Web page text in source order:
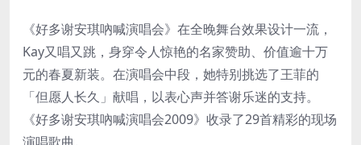
《好多谢安琪吶喊演唱会》在全晚舞台效果设计一流，
Kay又唱又跳，身穿令人惊艳的名家赞助、价值逾十万
元的春夏新装。在演唱会中段，她特别挑选了王菲的
「但愿人长久」献唱，以表心声并答谢乐迷的支持。
《好多谢安琪吶喊演唱会2009》收录了29首精彩的现场